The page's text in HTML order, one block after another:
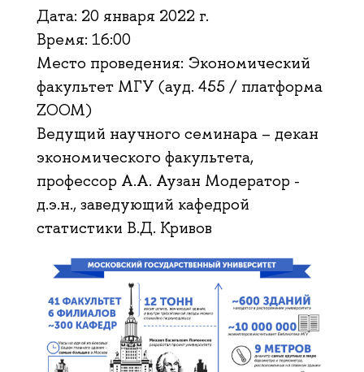
Дата: 20 января 2022 г.
Время: 16:00
Место проведения: Экономический
факультет МГУ (ауд. 455 / платформа
ZOOM)
Ведущий научного семинара – декан
экономического факультета,
профессор А.А. Аузан Модератор -
д.э.н., заведующий кафедрой
статистики В.Д. Кривов